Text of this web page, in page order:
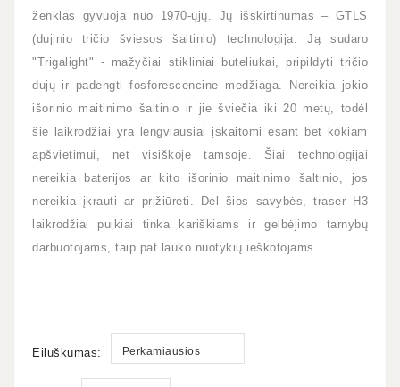
ženklas gyvuoja nuo 1970-ųjų. Jų išskirtinumas – GTLS
(dujinio tričio šviesos šaltinio) technologija. Ją sudaro
"Trigalight" - mažyčiai stikliniai buteliukai, pripildyti tričio
dujų ir padengti fosforescencine medžiaga. Nereikia jokio
išorinio maitinimo šaltinio ir jie šviečia iki 20 metų, todėl
šie laikrodžiai yra lengviausiai įskaitomi esant bet kokiam
apšvietimui, net visiškoje tamsoje. Šiai technologijai
nereikia baterijos ar kito išorinio maitinimo šaltinio, jos
nereikia įkrauti ar prižiūrėti. Dėl šios savybės, traser H3
laikrodžiai puikiai tinka kariškiams ir gelbėjimo tarnybų
darbuotojams, taip pat lauko nuotykių ieškotojams.
Eiluškumas: Perkamiausios